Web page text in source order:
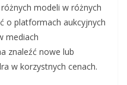
modeli w różnych
o platformach aukcyjnych
mediach
znaleźć nowe lub
w korzystnych cenach.